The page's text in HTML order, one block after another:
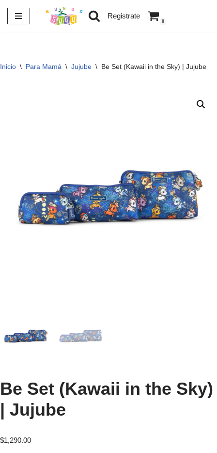
Saltar
Registrate
0
Inicio \ Para Mamá \ Jujube \ Be Set (Kawaii in the Sky) | Jujube
Be Set (Kawaii in the Sky)
| Jujube
$1,290.00